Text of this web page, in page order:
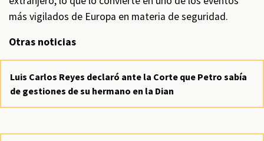
más vigilados de Europa en materia de seguridad.
Otras noticias
Luis Carlos Reyes declaró ante la Corte que Petro sabía
de gestiones de su hermano en la Dian